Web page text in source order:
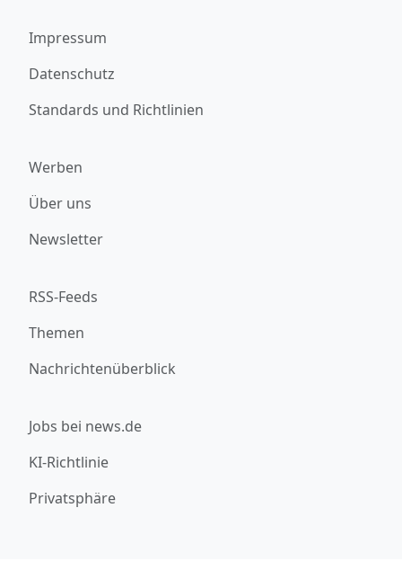
Impressum
Datenschutz
Standards und Richtlinien
Werben
Über uns
Newsletter
RSS-Feeds
Themen
Nachrichtenüberblick
Jobs bei news.de
KI-Richtlinie
Privatsphäre